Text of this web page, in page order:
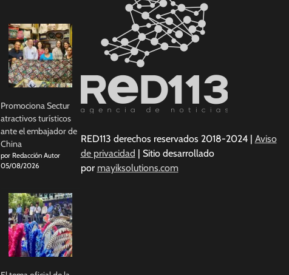
Promociona Sectur
atractivos turísticos
ante el embajador de
China
por Redacción Autor
05/08/2026
RED113 derechos reservados 2018-2024 | Aviso
de privacidad | Sitio desarrollado
por mayiksolutions.com